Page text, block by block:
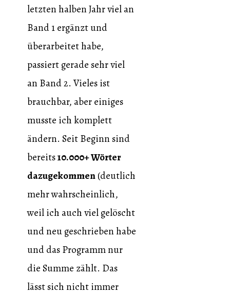
letzten halben Jahr viel an
Band 1 ergänzt und
überarbeitet habe,
passiert gerade sehr viel
an Band 2. Vieles ist
brauchbar, aber einiges
musste ich komplett
ändern. Seit Beginn sind
bereits10.000+ Wörter
dazugekommen(deutlich
mehr wahrscheinlich,
weil ich auch viel gelöscht
und neu geschrieben habe
und das Programm nur
die Summe zählt. Das
lässt sich nicht immer